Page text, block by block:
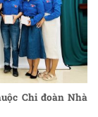
Chi đoàn Nhà